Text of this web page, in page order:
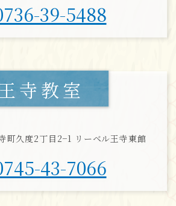
39-5488
王寺教室
町久度2丁目2−1 リーベル王寺東館
43-7066